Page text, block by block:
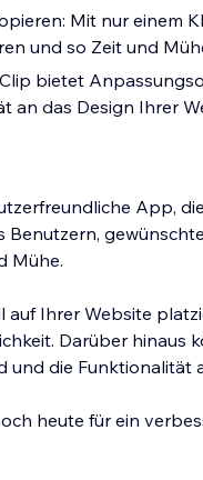
Mit nur einem
und so Zeit und
bietet
an das Design Ihrer
App,
Benutzern,
Mühe.
auf Ihrer Website
Darüber hinaus
und die Funktionalität
heute für ein